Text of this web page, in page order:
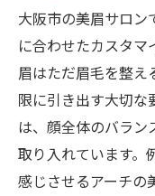
大阪市の美眉サロン
に合わせたカスタ
眉はただ眉毛を整え
限に引き出す大切な
は、顔全体のバラン
取り入れています。
感じさせるアーチの